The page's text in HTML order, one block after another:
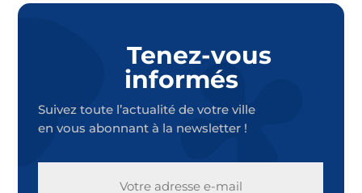
Tenez-vous
informés
Suivez toute l’actualité de votre ville
en vous abonnant à la newsletter !